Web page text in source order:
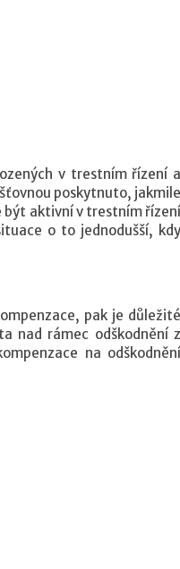
v trestním řízení a
poskytnuto, jakmile
být aktivní v trestním řízení
o to jednodušší, kdy
pak je důležité
nad rámec odškodnění z
na odškodnění